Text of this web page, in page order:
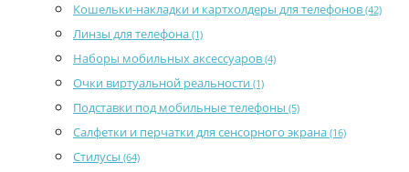
Кошельки-накладки и картхолдеры для телефонов (42)
Линзы для телефона (1)
Наборы мобильных аксессуаров (4)
Очки виртуальной реальности (1)
Подставки под мобильные телефоны (5)
Салфетки и перчатки для сенсорного экрана (16)
Стилусы (64)